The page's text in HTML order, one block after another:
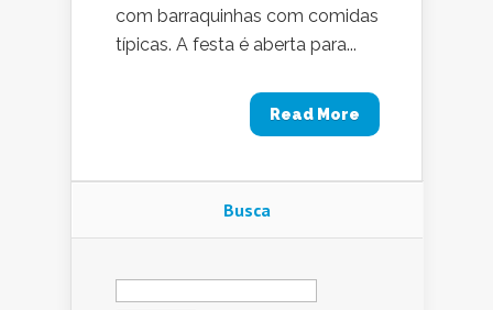
com barraquinhas com comidas
típicas. A festa é aberta para...
Read More
Busca
Pesquisar
por: